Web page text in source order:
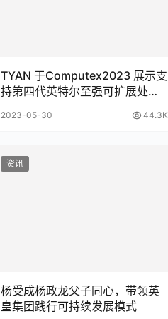
TYAN 于Computex2023 展示支
持第四代英特尔至强可扩展处理
2023-05-30 44.3K
资讯
杨受成杨政龙父子同心，带领英
皇集团践行可持续发展模式